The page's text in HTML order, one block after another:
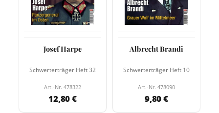
Josef Harpe
Schwerterträger Heft 32
Art.-Nr. 478322
12,80 €
Albrecht Brandi
Schwerterträger Heft 10
Art.-Nr. 478090
9,80 €